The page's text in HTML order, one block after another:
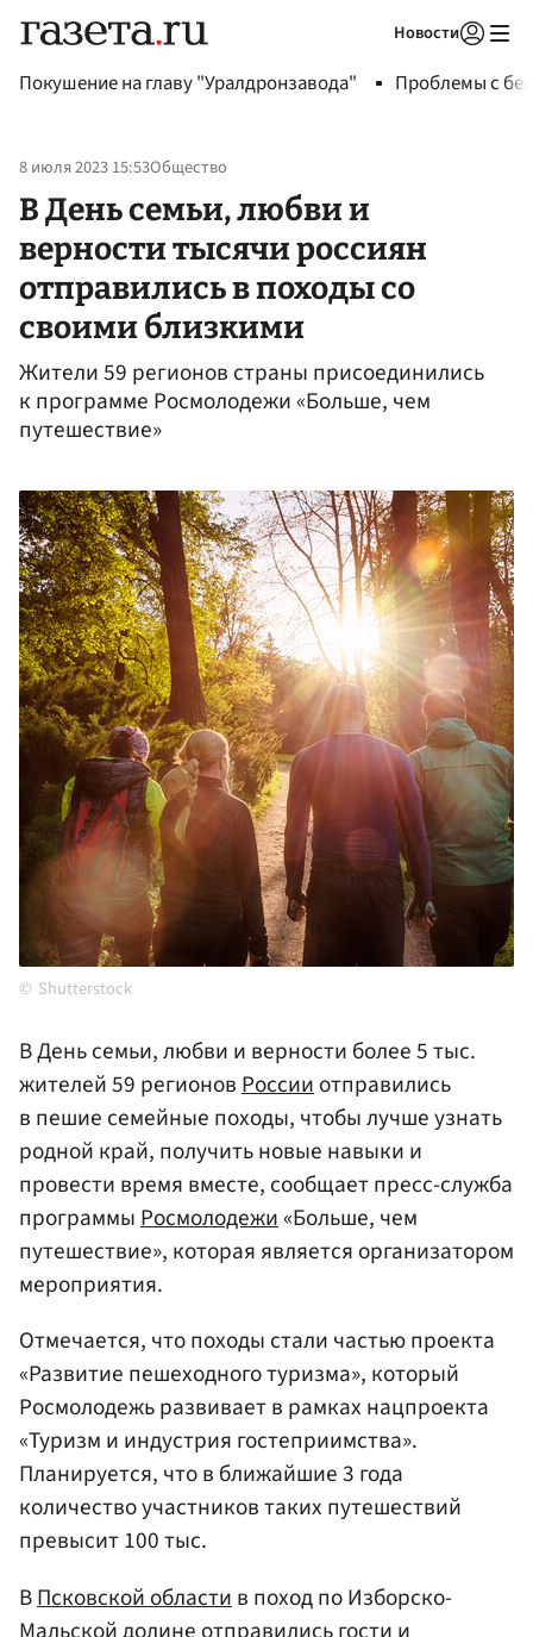
Новости
Покушение на главу "Уралдронзавода" Проблемы с
8 июля 2023 15:53Общество
В День семьи, любви и
верности тысячи россиян
отправились в походы со
своими близкими
Жители 59 регионов страны присоединились
к программе Росмолодежи «Больше, чем
путешествие»
Shutterstock
В День семьи, любви и верности более 5 тыс.
жителей 59 регионовРоссииотправились
в пешие семейные походы, чтобы лучше узнать
родной край, получить новые навыки и
провести время вместе, сообщает пресс-служба
программыРосмолодежи«Больше, чем
путешествие», которая является организатором
мероприятия.
Отмечается, что походы стали частью проекта
«Развитие пешеходного туризма», который
Росмолодежь развивает в рамках нацпроекта
«Туризм и индустрия гостеприимства».
Планируется, что в ближайшие 3 года
количество участников таких путешествий
превысит 100 тыс.
ВПсковской области в поход по Изборско-